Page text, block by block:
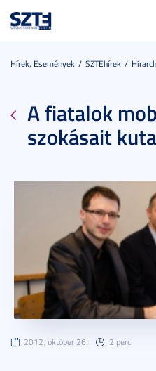
Hírek, Események SZTEhírek
A fiatalok
szokásait
2012. október 26. 2 perc